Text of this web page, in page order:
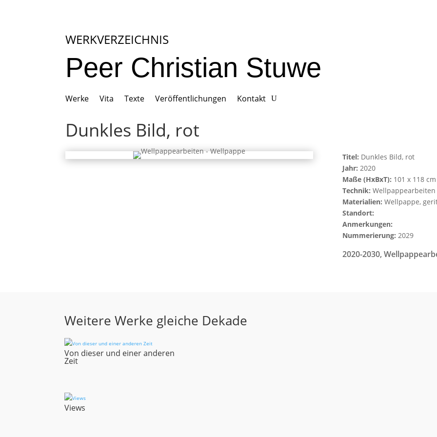
WERKVERZEICHNIS
Peer Christian Stuwe
Werke Vita Texte Veröffentlichungen Kontakt
Dunkles Bild, rot
Titel: Dunkles Bild, rot
Jahr: 2020
Maße (HxBxT): 101 x 118 cm
Technik: Wellpappearbeiten
Materialien: Wellpappe,
Standort:
Anmerkungen:
Nummerierung: 2029
2020-2030,
Weitere Werke gleiche Dekade
Von dieser und einer anderen
Zeit
Views